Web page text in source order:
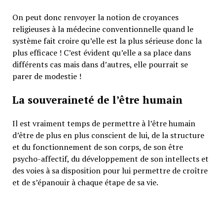
On peut donc renvoyer la notion de croyances
religieuses à la médecine conventionnelle quand le
système fait croire qu’elle est la plus sérieuse donc la
plus efficace ! C’est évident qu’elle a sa place dans
différents cas mais dans d’autres, elle pourrait se
parer de modestie !
La souveraineté de l’être humain
Il est vraiment temps de permettre à l’être humain
d’être de plus en plus conscient de lui, de la structure
et du fonctionnement de son corps, de son être
psycho-affectif, du développement de son intellects et
des voies à sa disposition pour lui permettre de croître
et de s’épanouir à chaque étape de sa vie.